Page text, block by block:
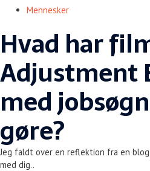
Mennesker
Hvad har
Adjustment
med
gøre?
Jeg faldt over en reflektion fra en
med dig..